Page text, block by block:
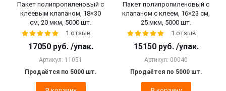
Пакет полипропиленовый с
клеевым клапаном, 18×30
см, 20 мкм, 5000 шт.
1 отзыв
17050 руб. /упак.
Артикул: 11051
Продаётся по 5000 шт.
Пакет полипропиленовый с
клапаном с клеем, 16×23 см,
25 мкм, 5000 шт.
1 отзыв
15150 руб. /упак.
Артикул: 00040
Продаётся по 5000 шт.